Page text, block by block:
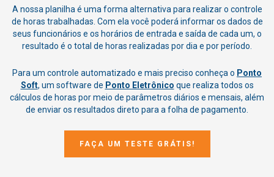
A nossa planilha é uma forma alternativa para realizar o controle
de horas trabalhadas. Com ela você poderá informar os dados de
seus funcionários e os horários de entrada e saída de cada um, o
resultado é o total de horas realizadas por dia e por período.
Para um controle automatizado e mais preciso conheça o Ponto
Soft, um software de Ponto Eletrônico que realiza todos os
cálculos de horas por meio de parâmetros diários e mensais, além
de enviar os resultados direto para a folha de pagamento.
FAÇA UM TESTE GRÁTIS!